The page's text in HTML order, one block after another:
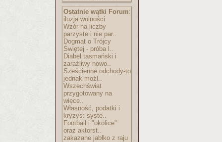
Ostatnie wątki Forum:
iluzja wolności
Wzór na liczby
parzyste i nie par..
Dogmat o Trójcy
Świętej - próba l..
Diabeł tasmański i
zaraźliwy nowo..
Sześcienne odchody-to
jednak możl..
Wszechświat
przygotowany na
więce..
Własność, podatki i
kryzys: syste..
Football i "okolice"
oraz aktorst..
zakazane jabłko z raju